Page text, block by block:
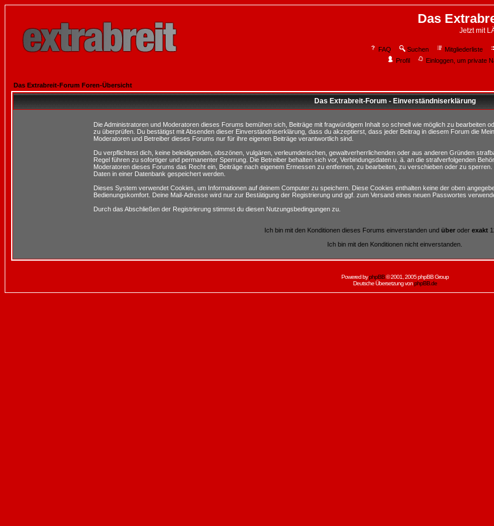
Das
Jetzt mit
FAQ Suchen Mitgliederliste
Profil
Einloggen, um private
Das Extrabreit-Forum Foren-Übersicht
Das Extrabreit-Forum - Einverständniserklärung
Die Administratoren und Moderatoren dieses Forums bemühen sich, Beiträge mit fragwürdigem Inhalt so schnell wie möglich zu bearbeiten
zu überprüfen. Du bestätigst mit Absenden dieser Einverständniserklärung, dass du akzeptierst, dass jeder Beitrag in diesem Forum die
Moderatoren und Betreiber dieses Forums nur für ihre eigenen Beiträge verantwortlich sind.
Du verpflichtest dich, keine beleidigenden, obszönen, vulgären, verleumderischen, gewaltverherrlichenden oder aus anderen Gründen
Regel führen zu sofortiger und permanenter Sperrung. Die Betreiber behalten sich vor, Verbindungsdaten u. ä. an die strafverfolgenden
Moderatoren dieses Forums das Recht ein, Beiträge nach eigenem Ermessen zu entfernen, zu bearbeiten, zu verschieben oder zu
Daten in einer Datenbank gespeichert werden.
Dieses System verwendet Cookies, um Informationen auf deinem Computer zu speichern. Diese Cookies enthalten keine der oben
Bedienungskomfort. Deine Mail-Adresse wird nur zur Bestätigung der Registrierung und ggf. zum Versand eines neuen Passwortes
Durch das Abschließen der Registrierung stimmst du diesen Nutzungsbedingungen zu.
Ich bin mit den Konditionen dieses Forums einverstanden und über oder exakt
Ich bin mit den Konditionen nicht einverstanden.
Powered byphpBB© 2001, 2005 phpBB Group
Deutsche Übersetzung vonphpBB.de